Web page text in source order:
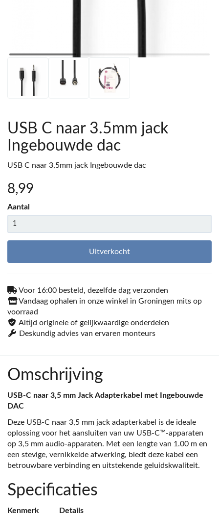
USB C naar 3.5mm jack
Ingebouwde dac
USB C naar 3,5mm jack Ingebouwde dac
8,99
Aantal
Uitverkocht
Voor 16:00 besteld, dezelfde dag verzonden
Vandaag ophalen in onze winkel in Groningen mits op
voorraad
Altijd originele of gelijkwaardige onderdelen
Deskundig advies van ervaren monteurs
Omschrijving
USB-C naar 3,5 mm Jack Adapterkabel met Ingebouwde
DAC
Deze USB-C naar 3,5 mm jack adapterkabel is de ideale
oplossing voor het aansluiten van uw USB-C™-apparaten
op 3,5 mm audio-apparaten. Met een lengte van 1.00 m en
een stevige, vernikkelde afwerking, biedt deze kabel een
betrouwbare verbinding en uitstekende geluidskwaliteit.
Specificaties
Kenmerk
Details